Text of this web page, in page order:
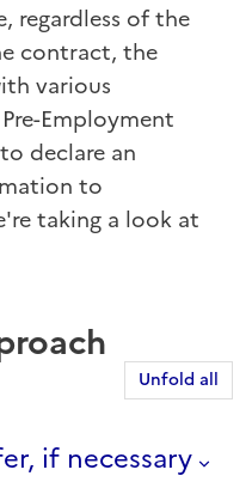
regardless of the
contract, the
various
Employment
declare an
to
taking a look at
Unfold all
if necessary